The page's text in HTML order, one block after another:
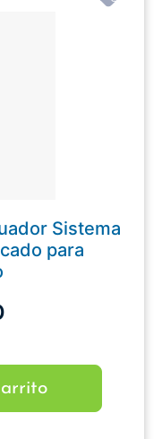
Sistema
para